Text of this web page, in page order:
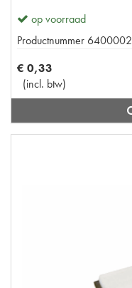
op voorraad
Productnummer 6400002
€ 0,33
(incl. btw)